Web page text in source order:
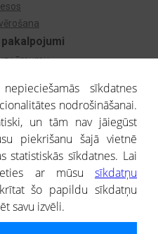
koks
atlase
uzņēmumiem
sīkdatnes
nodrošināšanai.
un tām nav jāiegūst
piekrišanu šajā vietnē
statistiskās sīkdatnes. Lai
ar mūsu sīkdatņu
šo papildu sīkdatņu
savu izvēli.